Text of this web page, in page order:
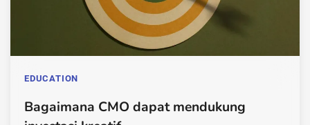
EDUCATION
Bagaimana CMO dapat mendukung